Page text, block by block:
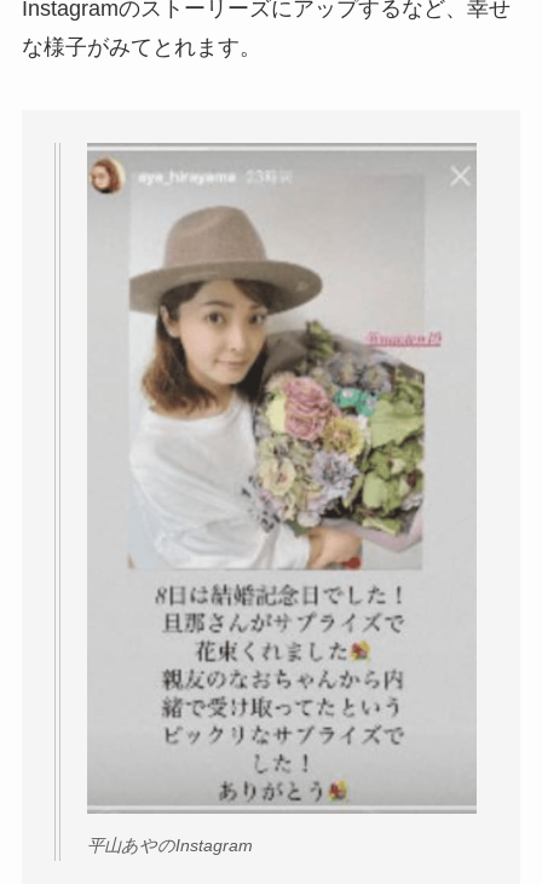
Instagramのストーリーズにアップするなど、幸せ
な様子がみてとれます。
平山あやのInstagram